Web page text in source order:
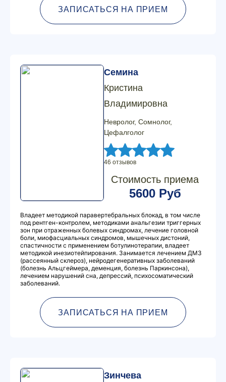
ЗАПИСАТЬСЯ НА ПРИЕМ
Семина
Кристина
Владимировна
Невролог, Сомнолог,
Цефалголог
46 отзывов
Стоимость приема
5600 Руб
Владеет методикой паравертебральных блокад, в том числе
под рентген-контролем, методиками анальгезии триггерных
зон при отраженных болевых синдромах, лечение головной
боли, миофасциальных синдромов, мышечных дистоний,
спастичности с применением ботулинотерапии, владеет
методикой инезиотейпирования. Занимается лечением ДМЗ
(рассеянный склероз), нейродегенеративных заболеваний
(болезнь Альцгеймера, деменция, болезнь Паркинсона),
лечением нарушений сна, депрессий, психосоматический
заболеваний.
ЗАПИСАТЬСЯ НА ПРИЕМ
Зинчева